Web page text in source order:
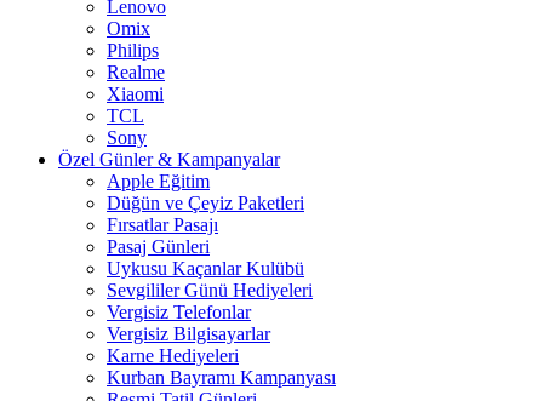
Lenovo
Omix
Philips
Realme
Xiaomi
TCL
Sony
Özel Günler & Kampanyalar
Apple Eğitim
Düğün ve Çeyiz Paketleri
Fırsatlar Pasajı
Pasaj Günleri
Uykusu Kaçanlar Kulübü
Sevgililer Günü Hediyeleri
Vergisiz Telefonlar
Vergisiz Bilgisayarlar
Karne Hediyeleri
Kurban Bayramı Kampanyası